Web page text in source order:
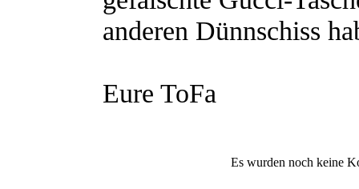
anderen Dünnschiss
Eure ToFa
Es wurden noch keine